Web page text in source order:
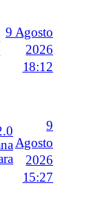
9 Agosto
2026
18:12
9
Agosto
2026
15:27